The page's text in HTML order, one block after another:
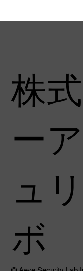
ITmedia主
Week 2026
株
ー
ュ
ボ